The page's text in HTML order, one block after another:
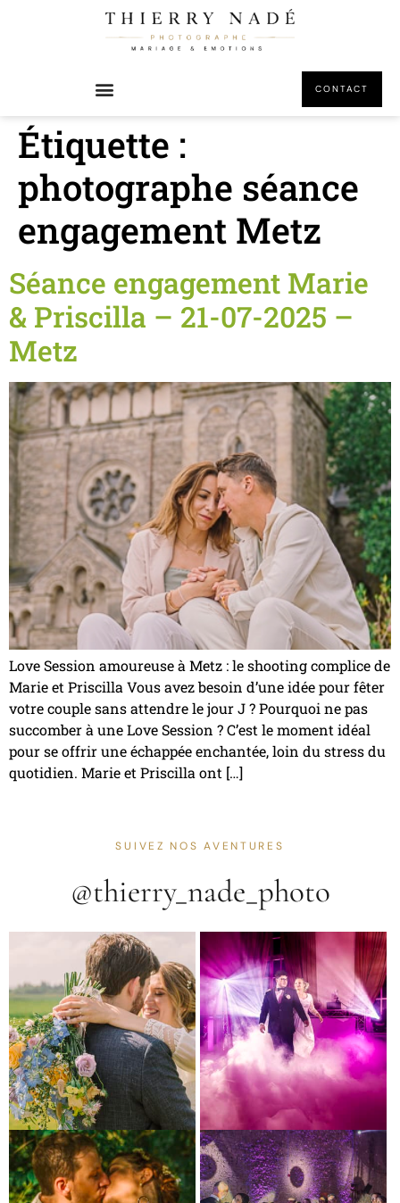
CONTACT
Étiquette :
photographe séance
engagement Metz
Séance engagement Marie
& Priscilla – 21-07-2025 –
Metz
Love Session amoureuse à Metz : le shooting complice de
Marie et Priscilla Vous avez besoin d’une idée pour fêter
votre couple sans attendre le jour J ? Pourquoi ne pas
succomber à une Love Session ? C’est le moment idéal
pour se offrir une échappée enchantée, loin du stress du
quotidien. Marie et Priscilla ont […]
SUIVEZ NOS AVENTURES
@thierry_nade_photo